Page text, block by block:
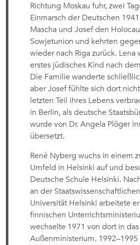
Richtung Moskau fuhr, zwei
Einmarsch der Deutschen
Mascha und Josef den
Sowjetunion und kehrten
wieder nach Riga zurück. Lena
erstes jüdisches Kind nach
Die Familie wanderte
aber Josef fühlte sich dort
letzten Teil ihres Lebens
in Berlin, als deutsche
wurde von Dr. Angela Plöger
übersetzt.
René Nyberg wuchs in einem
Umfeld in Helsinki auf und
Deutsche Schule Helsinki.
an der
Universität Helsinki arbeitete
finnischen
wechselte 1971 von dort in das
Außenministerium. 1992–1995